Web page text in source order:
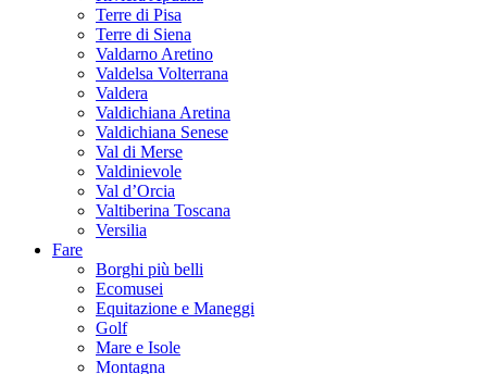
Terre di Pisa
Terre di Siena
Valdarno Aretino
Valdelsa Volterrana
Valdera
Valdichiana Aretina
Valdichiana Senese
Val di Merse
Valdinievole
Val d’Orcia
Valtiberina Toscana
Versilia
Fare
Borghi più belli
Ecomusei
Equitazione e Maneggi
Golf
Mare e Isole
Montagna